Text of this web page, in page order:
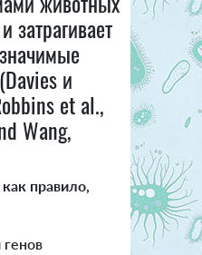
затрагивает
и
et al.,
Wang,
правило,